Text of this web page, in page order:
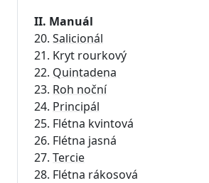
II. Manuál
20. Salicionál
21. Kryt rourkový
22. Quintadena
23. Roh noční
24. Principál
25. Flétna kvintová
26. Flétna jasná
27. Tercie
28. Flétna rákosová